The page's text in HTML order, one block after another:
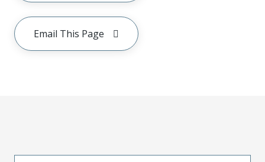
Email This Page